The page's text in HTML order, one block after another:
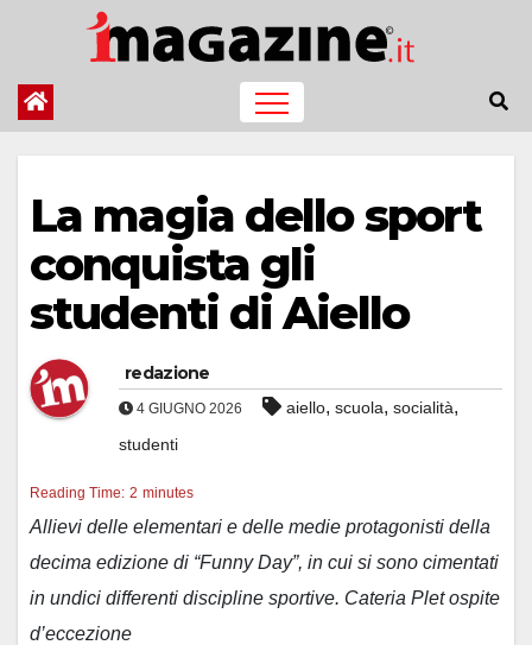
contenuto
La magia dello sport
conquista gli
studenti di Aiello
redazione
4 GIUGNO 2026 aiello, scuola, socialità,
studenti
Reading Time: 2 minutes
Allievi delle elementari e delle medie protagonisti della
decima edizione di “Funny Day”, in cui si sono cimentati
in undici differenti discipline sportive. Cateria Plet ospite
d’eccezione